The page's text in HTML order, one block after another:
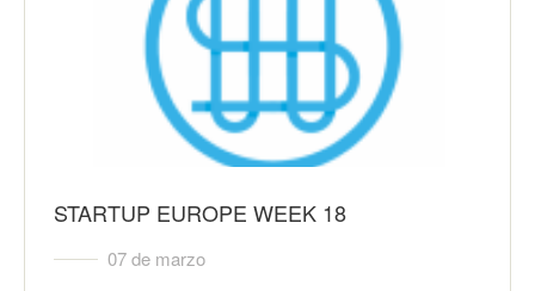
STARTUP EUROPE WEEK 18
07 de marzo